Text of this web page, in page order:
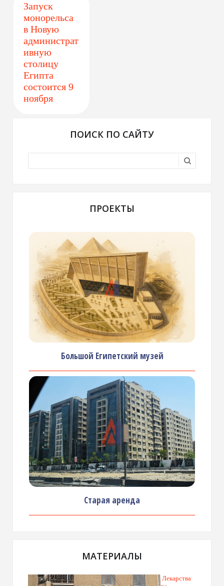
Запуск
монорельса
в Новую
администрат
ивную
столицу
Египта
состоится 9
ноября
ПОИСК ПО САЙТУ
ПРОЕКТЫ
Большой Египетский музей
Старая аренда
МАТЕРИАЛЫ
Лекарства